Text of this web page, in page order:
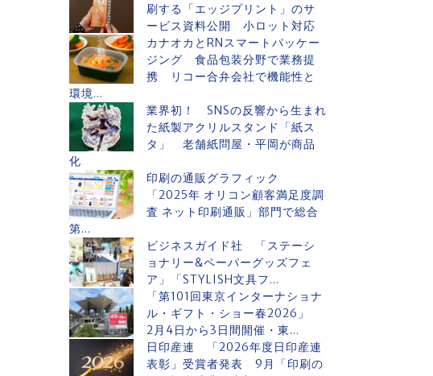
刷する「エッジプリント」のサ
ービス資料公開 小ロット対応
カナオカとRNスマートパッケー
ジング 食品包装分野で業務提
携 リコー合弁会社で機能性と
環境...
業界初！ SNSの反響から生まれ
た紙製アクリルスタンド「紙ス
タ」 老舗紙問屋・平岡が商品
化
印刷の通販グラフィック
「2025年 オリコン顧客満足度調
査 ネット印刷通販」部門で総合
第...
ビジネスガイド社 「ステーシ
ョナリー&ペーパーグッズフェ
ア」「STYLISH文具フ...
「第101回東京インターナショナ
ル・ギフト・ショー春2026」
2月4日から3日間開催・東...
日印産連 「2026年度日印産連
表彰」受賞者発表 9月「印刷の